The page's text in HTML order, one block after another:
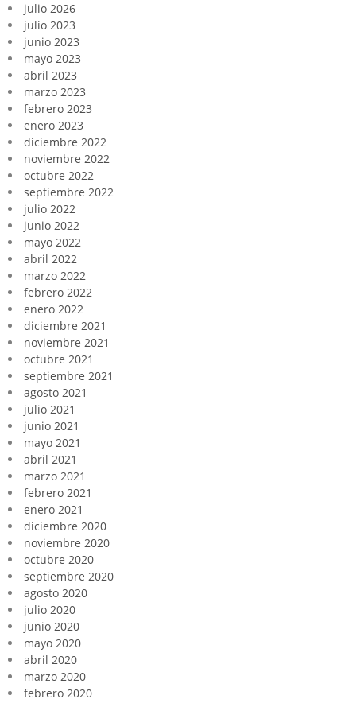
julio 2026
julio 2023
junio 2023
mayo 2023
abril 2023
marzo 2023
febrero 2023
enero 2023
diciembre 2022
noviembre 2022
octubre 2022
septiembre 2022
julio 2022
junio 2022
mayo 2022
abril 2022
marzo 2022
febrero 2022
enero 2022
diciembre 2021
noviembre 2021
octubre 2021
septiembre 2021
agosto 2021
julio 2021
junio 2021
mayo 2021
abril 2021
marzo 2021
febrero 2021
enero 2021
diciembre 2020
noviembre 2020
octubre 2020
septiembre 2020
agosto 2020
julio 2020
junio 2020
mayo 2020
abril 2020
marzo 2020
febrero 2020